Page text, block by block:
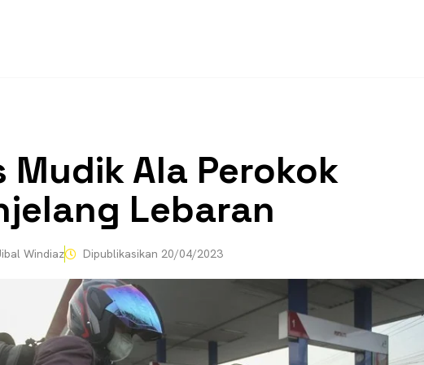
Mudik Ala Perokok
Lebaran
Windiaz Dipublikasikan 20/04/2023